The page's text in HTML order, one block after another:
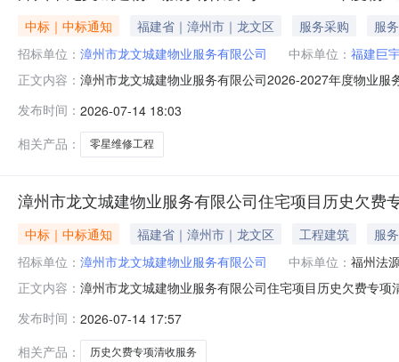
中标｜中标通知 福建省｜漳州市｜龙文区 服务采购
服务
招标单位： 漳州市龙文城建物业服务有限公司 中标单位： 福建巨
正文内容： 漳州市龙文城建物业服务有限公司2026-2027年度物业
路151-22号东裕花园1幢龙文发展304室举行，共5家申
发布时间： 2026-07-14 18:03
相关产品：
零星维修工程
漳州市龙文城建物业服务有限公司住宅项目历史欠费
中标｜中标通知 福建省｜漳州市｜龙文区 工程建筑
服务
招标单位： 漳州市龙文城建物业服务有限公司 中标单位： 福州法
正文内容： 漳州市龙文城建物业服务有限公司住宅项目历史欠费专
报欠费标的总额＜1000万元，统一按回款率的固定比例
20%≤回款率＜50%按13%
发布时间： 2026-07-14 17:57
相关产品：
历史欠费专项清收服务